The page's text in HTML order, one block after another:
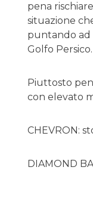
pena
situazione
puntando ad
Golfo Persico.
Piuttosto
con elevato
CHEVRON:
DIAMOND